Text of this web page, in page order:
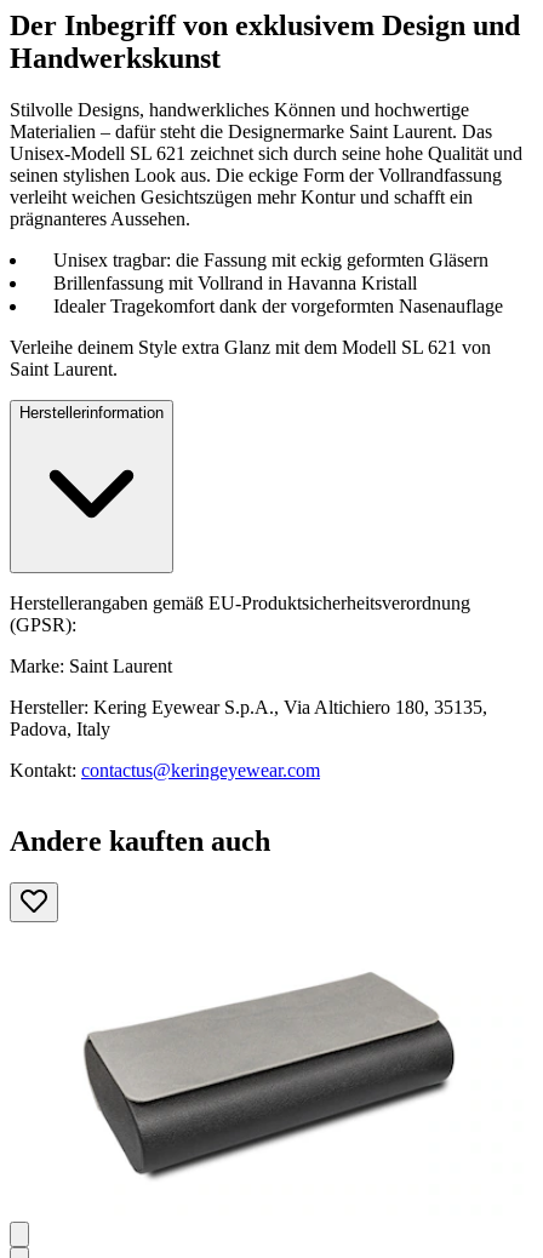
Der Inbegriff von exklusivem Design und
Handwerkskunst
Stilvolle Designs, handwerkliches Können und hochwertige
Materialien – dafür steht die Designermarke Saint Laurent. Das
Unisex-Modell SL 621 zeichnet sich durch seine hohe Qualität und
seinen stylishen Look aus. Die eckige Form der Vollrandfassung
verleiht weichen Gesichtszügen mehr Kontur und schafft ein
prägnanteres Aussehen.
Unisex tragbar: die Fassung mit eckig geformten Gläsern
Brillenfassung mit Vollrand in Havanna Kristall
Idealer Tragekomfort dank der vorgeformten Nasenauflage
Verleihe deinem Style extra Glanz mit dem Modell SL 621 von
Saint Laurent.
Herstellerinformation
Herstellerangaben gemäß EU-Produktsicherheitsverordnung
(GPSR):
Marke: Saint Laurent
Hersteller: Kering Eyewear S.p.A., Via Altichiero 180, 35135,
Padova, Italy
Kontakt: contactus@keringeyewear.com
Andere kauften auch